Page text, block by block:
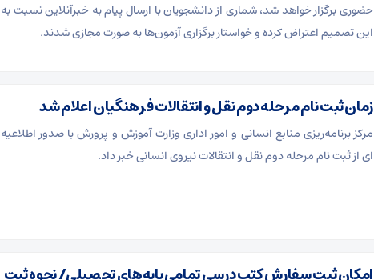
حضوری برگزار خواهد شد، شماری از دانشجویان با ارسال پیام به خبرآنلاین نسبت به
این تصمیم اعتراض کرده و خواستار برگزاری آزمون‌ها به صورت مجازی شدند.
زمان ثبت نام مرحله دوم نقل و انتقالات فرهنگیان اعلام شد
مرکز برنامه‌ریزی منابع انسانی و امور اداری وزارت آموزش و پرورش با صدور اطلاعیه
ای از ثبت نام مرحله دوم نقل و انتقالات نیروی انسانی خبر داد.